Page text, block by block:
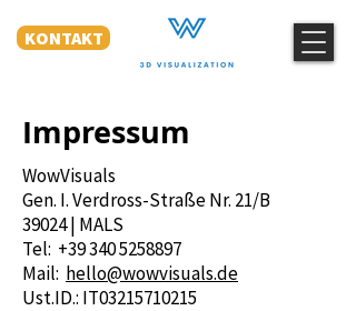
KONTAKT
Impressum
WowVisuals
Gen. I. Verdross-Straße Nr. 21/B
39024 | MALS
Tel: +39 340 5258897
Mail: hello@wowvisuals.de
Ust.ID.: IT03215710215